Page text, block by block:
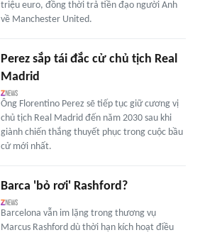
triệu euro, đồng thời trả tiền đạo người Anh
về Manchester United.
Perez sắp tái đắc cử chủ tịch Real
Madrid
Ông Florentino Perez sẽ tiếp tục giữ cương vị
chủ tịch Real Madrid đến năm 2030 sau khi
giành chiến thắng thuyết phục trong cuộc bầu
cử mới nhất.
Barca 'bỏ rơi' Rashford?
Barcelona vẫn im lặng trong thương vụ
Marcus Rashford dù thời hạn kích hoạt điều